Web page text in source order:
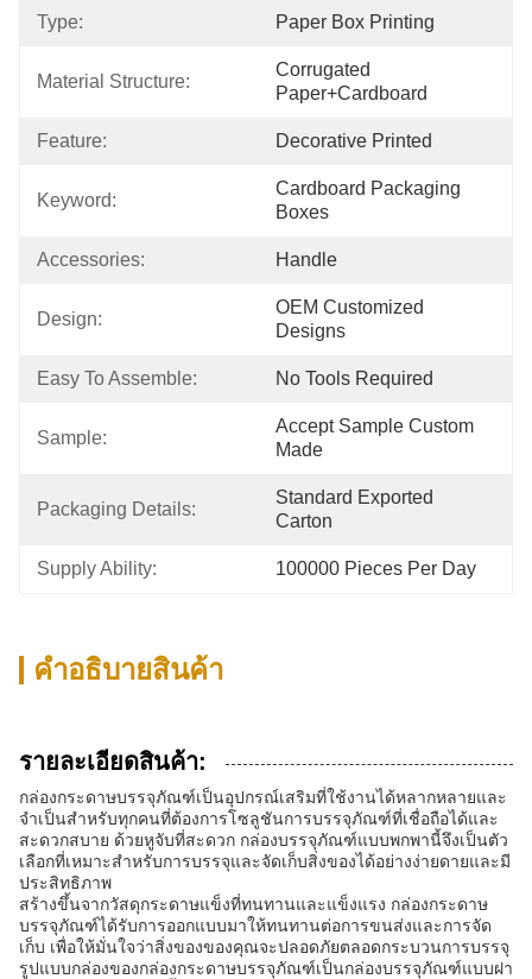
Type: Paper Box Printing
Material Structure:
Corrugated
Paper+cardboard
Feature: Decorative Printed
Keyword:
Cardboard Packaging
Boxes
Accessories: Handle
Design:
OEM Customized
Designs
Easy To Assemble: No Tools Required
Sample:
Accept Sample Custom
Made
Packaging Details:
Standard Exported
Carton
Supply Ability: 100000 Pieces Per Day
คําอธิบายสินค้า
รายละเอียดสินค้า:
กล่องกระดาษบรรจุภัณฑ์เป็นอุปกรณ์เสริมที่ใช้งานได้หลากหลายและ
จำเป็นสำหรับทุกคนที่ต้องการโซลูชันการบรรจุภัณฑ์ที่เชื่อถือได้และ
สะดวกสบาย ด้วยหูจับที่สะดวก กล่องบรรจุภัณฑ์แบบพกพานี้จึงเป็นตัว
เลือกที่เหมาะสำหรับการบรรจุและจัดเก็บสิ่งของได้อย่างง่ายดายและมี
ประสิทธิภาพ
สร้างขึ้นจากวัสดุกระดาษแข็งที่ทนทานและแข็งแรง กล่องกระดาษ
บรรจุภัณฑ์ได้รับการออกแบบมาให้ทนทานต่อการขนส่งและการจัด
เก็บ เพื่อให้มั่นใจว่าสิ่งของของคุณจะปลอดภัยตลอดกระบวนการบรรจุ
รูปแบบกล่องของกล่องกระดาษบรรจุภัณฑ์เป็นกล่องบรรจุภัณฑ์แบบฝา